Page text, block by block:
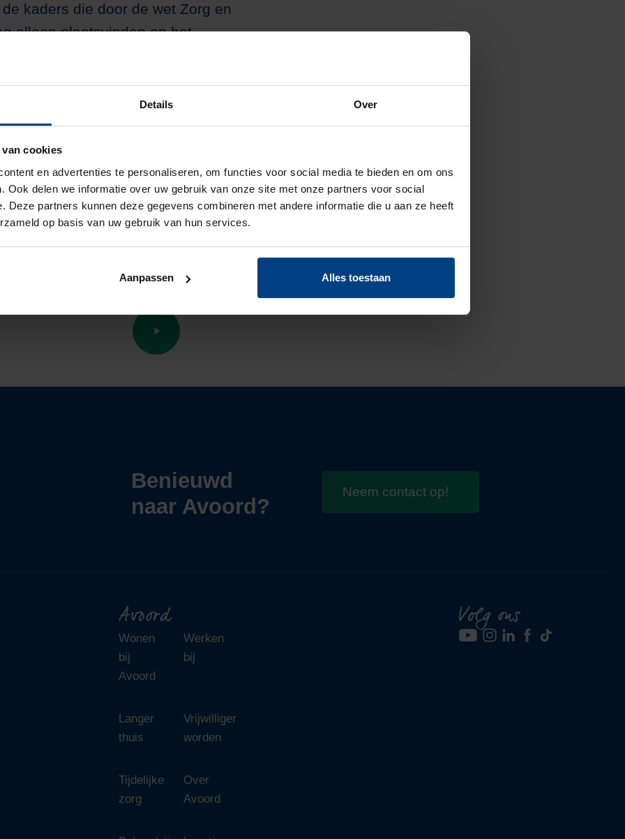
Details Over
cookies
en advertenties te personaliseren, om functies voor social media te bieden en om ons
Ook delen we informatie over uw gebruik van onze site met onze partners voor social
Deze partners kunnen deze gegevens combineren met andere informatie die u aan ze heeft
op basis van uw gebruik van hun services.
Aanpassen Alles toestaan
kaders die door de wet Zorg en
alleen plaatsvinden op het
wensen en behoeften. Samen
mogelijk invulling aan te geven.
van zelfstandigheid nog past.
Contrefort,
open. Bewoners en hun
in onderstaandevideo!
Benieuwd
naar Avoord?
Neem contact op!
Avoord
Wonen
bij
Avoord
Werken
bij
Langer
thuis
Vrijwilliger
worden
Tijdelijke
zorg
Over
Avoord
Volg ons